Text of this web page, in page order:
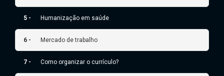
5 - Humanização em saúde
6 - Mercado de trabalho
7 - Como organizar o currículo?